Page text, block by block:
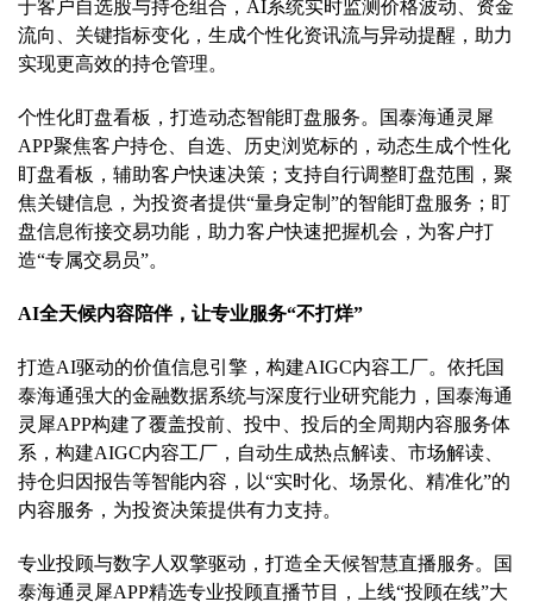
于客户自选股与持仓组合，AI系统实时监测价格波动、资金
流向、关键指标变化，生成个性化资讯流与异动提醒，助力
实现更高效的持仓管理。
个性化盯盘看板，打造动态智能盯盘服务。国泰海通灵犀
APP聚焦客户持仓、自选、历史浏览标的，动态生成个性化
盯盘看板，辅助客户快速决策；支持自行调整盯盘范围，聚
焦关键信息，为投资者提供“量身定制”的智能盯盘服务；盯
盘信息衔接交易功能，助力客户快速把握机会，为客户打
造“专属交易员”。
AI全天候内容陪伴，让专业服务“不打烊”
打造AI驱动的价值信息引擎，构建AIGC内容工厂。依托国
泰海通强大的金融数据系统与深度行业研究能力，国泰海通
灵犀APP构建了覆盖投前、投中、投后的全周期内容服务体
系，构建AIGC内容工厂，自动生成热点解读、市场解读、
持仓归因报告等智能内容，以“实时化、场景化、精准化”的
内容服务，为投资决策提供有力支持。
专业投顾与数字人双擎驱动，打造全天候智慧直播服务。国
泰海通灵犀APP精选专业投顾直播节目，上线“投顾在线”大